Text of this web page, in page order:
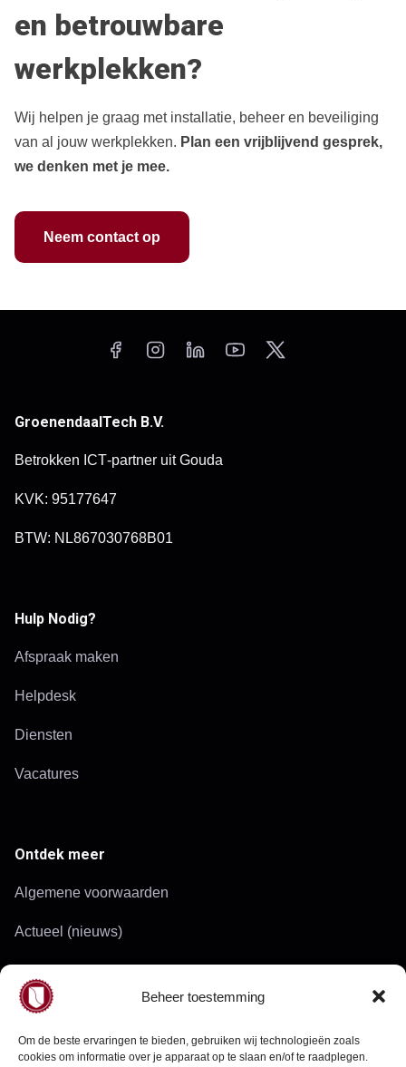
Beheer toestemming
Om de beste ervaringen te bieden, gebruiken wij technologieën zoals
cookies om informatie over je apparaat op te slaan en/of te raadplegen.
en betrouwbare
werkplekken?
Wij helpen je graag met installatie, beheer en beveiliging
van al jouw werkplekken. Plan een vrijblijvend gesprek,
we denken met je mee.
Neem contact op
GroenendaalTech B.V.
Betrokken ICT‑partner uit Gouda
KVK: 95177647
BTW: NL867030768B01
Hulp Nodig?
Afspraak maken
Helpdesk
Diensten
Vacatures
Ontdek meer
Algemene voorwaarden
Actueel (nieuws)
Doelgroepen